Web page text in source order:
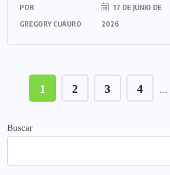
POR
GREGORY CUAURO
17 DE JUNIO DE
2026
1 2 3 4 …
Buscar